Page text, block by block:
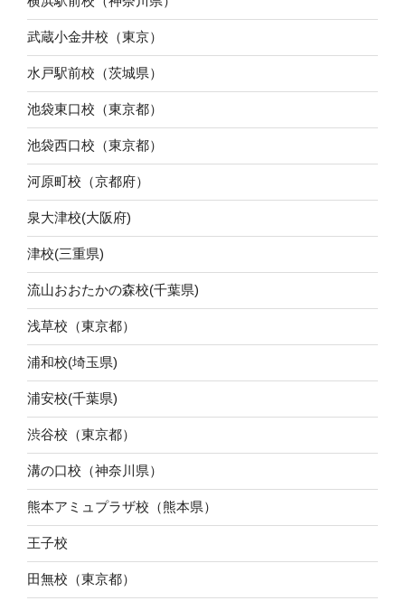
武蔵小金井校（東京）
水戸駅前校（茨城県）
池袋東口校（東京都）
池袋西口校（東京都）
河原町校（京都府）
泉大津校(大阪府)
津校(三重県)
流山おおたかの森校(千葉県)
浅草校（東京都）
浦和校(埼玉県)
浦安校(千葉県)
渋谷校（東京都）
溝の口校（神奈川県）
熊本アミュプラザ校（熊本県）
王子校
田無校（東京都）